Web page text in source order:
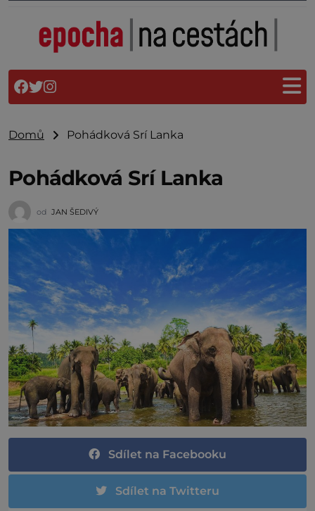
Domů Pohádková Srí Lanka
Pohádková Srí Lanka
od JAN ŠEDIVÝ
Sdílet na Facebooku
Sdílet na Twitteru